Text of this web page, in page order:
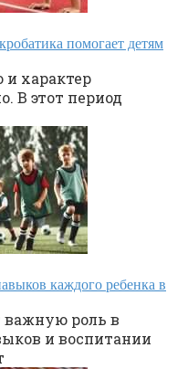
помогает детям
и характер
В этот период
каждого ребенка в
роль в
и воспитании